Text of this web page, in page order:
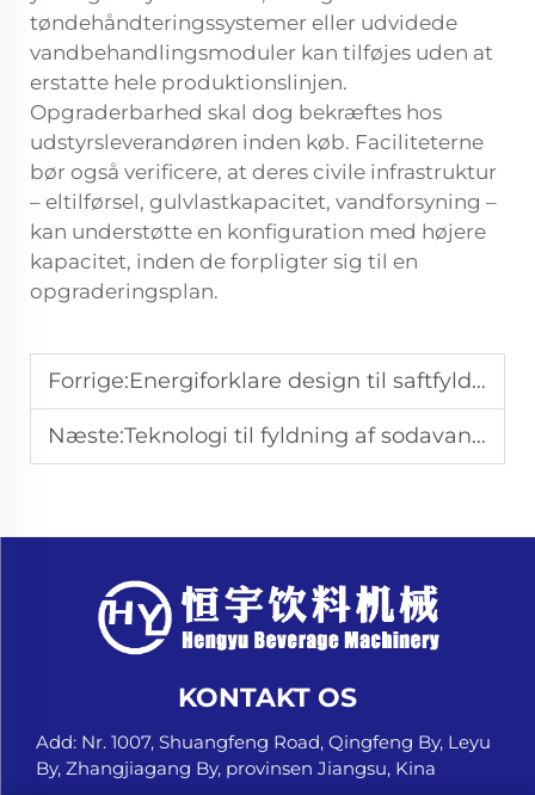
tøndehåndteringssystemer eller udvidede
vandbehandlingsmoduler kan tilføjes uden at
erstatte hele produktionslinjen.
Opgraderbarhed skal dog bekræftes hos
udstyrsleverandøren inden køb. Faciliteterne
bør også verificere, at deres civile infrastruktur
– eltilførsel, gulvlastkapacitet, vandforsyning –
kan understøtte en konfiguration med højere
kapacitet, inden de forpligter sig til en
opgraderingsplan.
Forrige:Energiforklare design til saftfyldningsproduktionslinjer
Næste:Teknologi til fyldning af sodavand til kulsyreholdige drikke
KONTAKT OS
Add: Nr. 1007, Shuangfeng Road, Qingfeng By, Leyu
By, Zhangjiagang By, provinsen Jiangsu, Kina